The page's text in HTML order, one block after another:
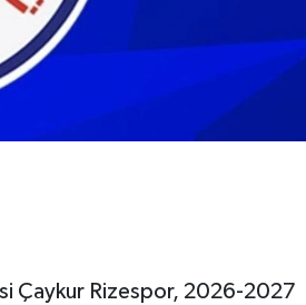
Çaykur Rizespor, 2026-2027